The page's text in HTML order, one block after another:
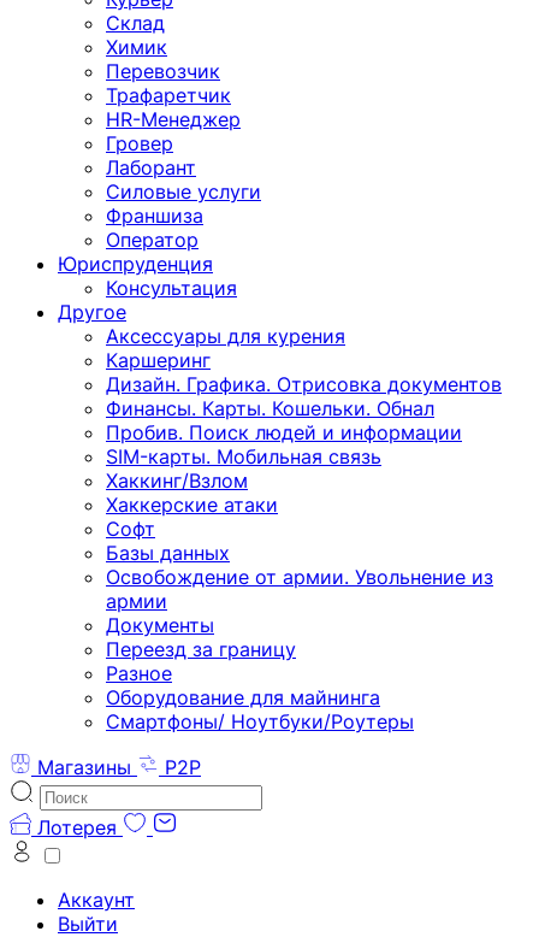
Склад
Химик
Перевозчик
Трафаретчик
HR-Менеджер
Гровер
Лаборант
Силовые услуги
Франшиза
Оператор
Юриспруденция
Консультация
Другoе
Аксессуары для курения
Каршеринг
Дизайн. Графика. Отрисовка документов
Финансы. Карты. Кошельки. Обнал
Пробив. Поиск людей и информации
SIM-карты. Мобильная связь
Хаккинг/Взлом
Хаккерские атаки
Софт
Базы данных
Освобождение от армии. Увольнение из
армии
Документы
Переезд за границу
Разное
Оборудование для майнинга
Смартфоны/ Ноутбуки/Роутеры
Магазины
P2P
Лотерея
Аккаунт
Выйти